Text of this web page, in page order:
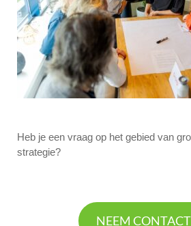
Heb je een vraag op het gebied van
strategie?
NEEM